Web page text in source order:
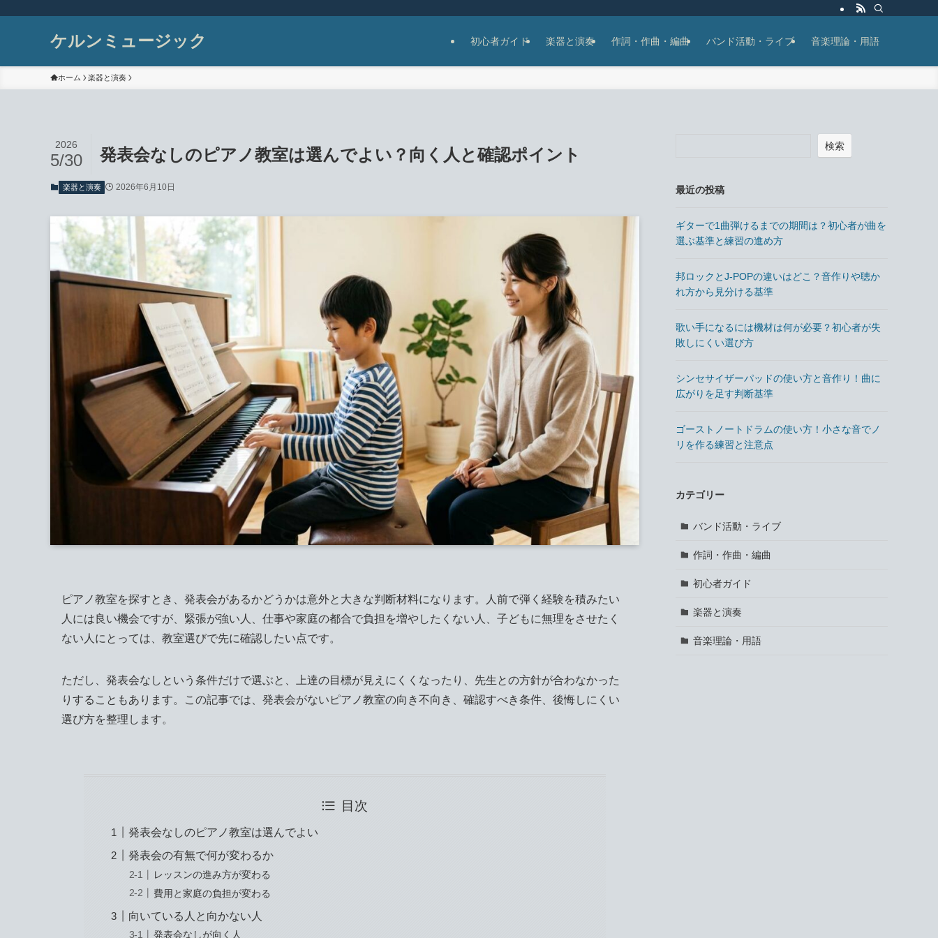
ケルンミュージック 初心者ガイド 楽器と演奏 作詞・作曲・編曲 バンド活動・ライブ 音楽理論・用語
ホーム 楽器と演奏
発表会なしのピアノ教室は選んでよい？向く人と確認ポイント
2026
5/30
楽器と演奏 2026年6月10日
ピアノ教室を探すとき、発表会があるかどうかは意外と大きな判断材料になります。人前で弾く経験を積みたい
人には良い機会ですが、緊張が強い人、仕事や家庭の都合で負担を増やしたくない人、子どもに無理をさせたく
ない人にとっては、教室選びで先に確認したい点です。
ただし、発表会なしという条件だけで選ぶと、上達の目標が見えにくくなったり、先生との方針が合わなかった
りすることもあります。この記事では、発表会がないピアノ教室の向き不向き、確認すべき条件、後悔しにくい
選び方を整理します。
目次
発表会なしのピアノ教室は選んでよい
発表会の有無で何が変わるか
レッスンの進み方が変わる
費用と家庭の負担が変わる
向いている人と向かない人
発表会なしが向く人
検索
最近の投稿
ギターで1曲弾けるまでの期間は？初心者が曲を
選ぶ基準と練習の進め方
邦ロックとJ-POPの違いはどこ？音作りや聴か
れ方から見分ける基準
歌い手になるには機材は何が必要？初心者が失
敗しにくい選び方
シンセサイザーパッドの使い方と音作り！曲に
広がりを足す判断基準
ゴーストノートドラムの使い方！小さな音でノ
リを作る練習と注意点
カテゴリー
バンド活動・ライブ
作詞・作曲・編曲
初心者ガイド
楽器と演奏
音楽理論・用語